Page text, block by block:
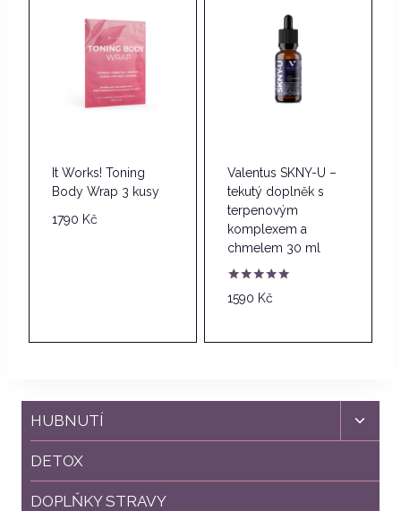
It Works! Toning
Body Wrap 3 kusy
1790 Kč
Valentus SKNY-U –
tekutý doplněk s
terpenovým
komplexem a
chmelem 30 ml
Hodnocení
5.00
1590 Kč
HUBNUTÍ
child
DETOX
DOPLŇKY STRAVY